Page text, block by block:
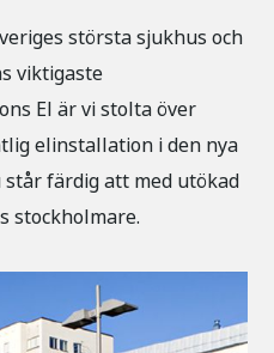
största sjukhus och
viktigaste
El är vi stolta över
elinstallation i den nya
färdig att med utökad
stockholmare.